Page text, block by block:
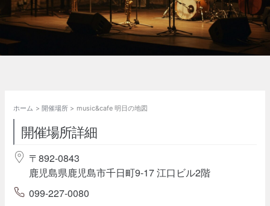
ホーム 開催場所 music&cafe 明日の地図
開催場所詳細
〒892-0843
鹿児島県鹿児島市千日町9-17 江口ビル2階
099-227-0080